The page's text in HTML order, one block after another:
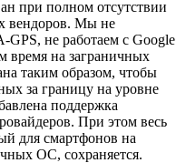
при полном отсутствии
вендоров. Мы не
GPS, не работаем c Google
время на заграничных
таким образом, чтобы
за границу на уровне
поддержка
При этом весь
для смартфонов на
ОС, сохраняется.